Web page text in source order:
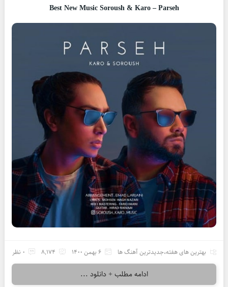
Best New Music Soroush & Karo – Parseh
بهترین های هفته،جدیدترین آهنگ ها 6 بهمن 1400 8,174 0 نظر
ادامه مطلب + دانلود ...